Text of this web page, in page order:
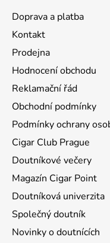
Doprava a platba
Kontakt
Prodejna
Hodnocení obchodu
Reklamační řád
Obchodní podmínky
Podmínky ochrany
Cigar Club Prague
Doutníkové večery
Magazín Cigar Point
Doutníková univerzita
Společný doutník
Novinky o doutnících